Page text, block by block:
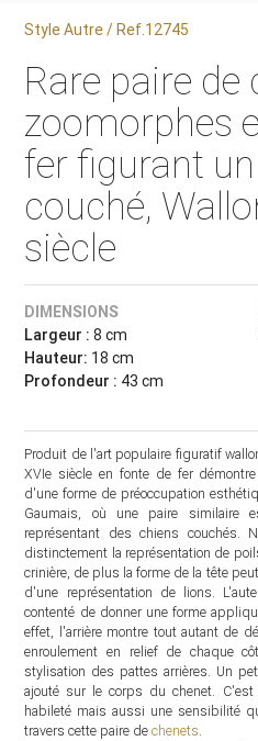
Style Autre / Ref.12745
Rare paire de
zoomorphes
fer figurant
couché,
siècle
DIMENSIONS
Largeur : 8 cm
Hauteur: 18 cm
Profondeur : 43 cm
Produit de l'art populaire figuratif
XVIe siècle en fonte de fer
d'une forme de préoccupation
Gaumais, où une paire similaire
représentant des chiens couchés.
distinctement la représentation de
crinière, de plus la forme de la tête
d'une représentation de lions.
contenté de donner une forme
effet, l'arrière montre tout autant de
enroulement en relief de chaque
stylisation des pattes arrières. Un
ajouté sur le corps du chenet.
habileté mais aussi une sensibilité
travers cette paire dechenets.